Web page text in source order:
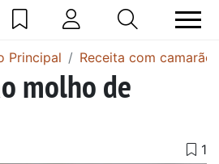
Principal Receita com camarão
molho de